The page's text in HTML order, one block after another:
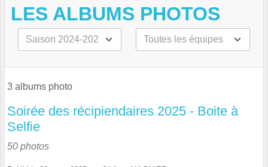
LES ALBUMS PHOTOS
3 albums photo
Soirée des récipiendaires 2025 - Boite à
Selfie
50 photos